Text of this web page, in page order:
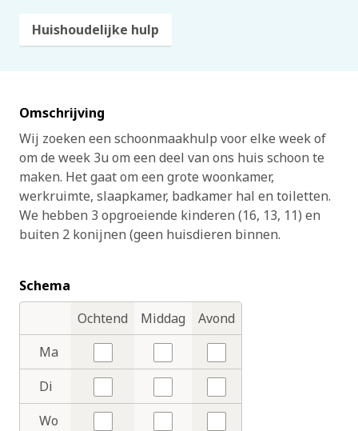
Huishoudelijke hulp
Omschrijving
Wij zoeken een schoonmaakhulp voor elke week of
om de week 3u om een deel van ons huis schoon te
maken. Het gaat om een grote woonkamer,
werkruimte, slaapkamer, badkamer hal en toiletten.
We hebben 3 opgroeiende kinderen (16, 13, 11) en
buiten 2 konijnen (geen huisdieren binnen.
Schema
Dagdelen
DagenOchtend Middag
Avond
Ma
Nee
Nee
Nee
Di
Nee
Nee
Nee
Wo